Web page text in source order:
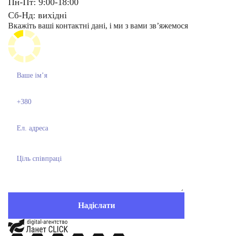
Пн-Пт: 9:00-18:00
Сб-Нд: вихідні
Вкажіть ваші контактні дані, і ми з вами звʼяжемося